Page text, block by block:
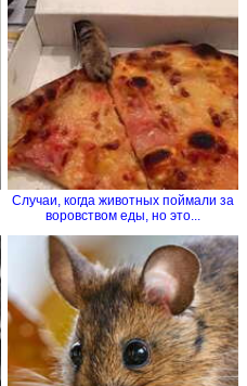
Случаи, когда животных поймали за
воровством еды, но это...